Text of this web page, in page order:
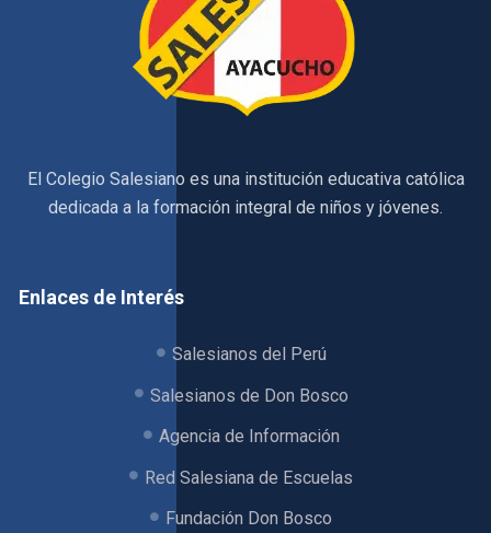
El Colegio Salesiano es una institución educativa católica
dedicada a la formación integral de niños y jóvenes.
Enlaces de Interés
Salesianos del Perú
Salesianos de Don Bosco
Agencia de Información
Red Salesiana de Escuelas
Fundación Don Bosco